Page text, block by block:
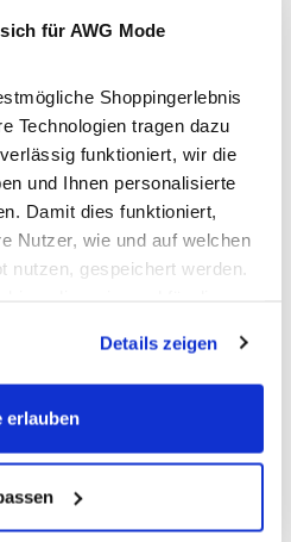
für AWG Mode
Shoppingerlebnis
Technologien tragen dazu
funktioniert, wir die
und Ihnen personalisierte
Damit dies funktioniert,
Nutzer, wie und auf welchen
nutzen, gespeichert werden.
der Webseite auf jeden
für Analyse- oder
dann aktiviert, wenn Sie das
klicken. Mehr dazu
die Einwilligungserklärung
erfahren Sie in unserem
Details zeigen
erlauben
in 1–3 Werktagen
innerhalb 14 Tage
in Ihre Wunschfiliale
von Tom Tailor